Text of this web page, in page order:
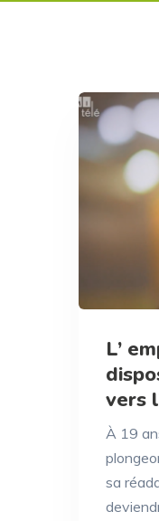
L’
vers
À 19
sa